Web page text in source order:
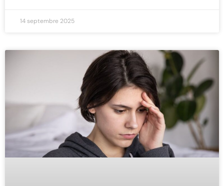
14 septembre 2025